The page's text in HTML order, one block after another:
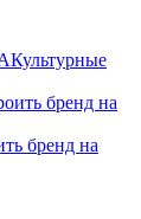
Культурные
бренд на